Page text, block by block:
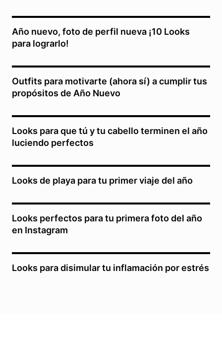
Año nuevo, foto de perfil nueva ¡10 Looks
para lograrlo!
Outfits para motivarte (ahora sí) a cumplir tus
propósitos de Año Nuevo
Looks para que tú y tu cabello terminen el año
luciendo perfectos
Looks de playa para tu primer viaje del año
Looks perfectos para tu primera foto del año
en Instagram
Looks para disimular tu inflamación por estrés